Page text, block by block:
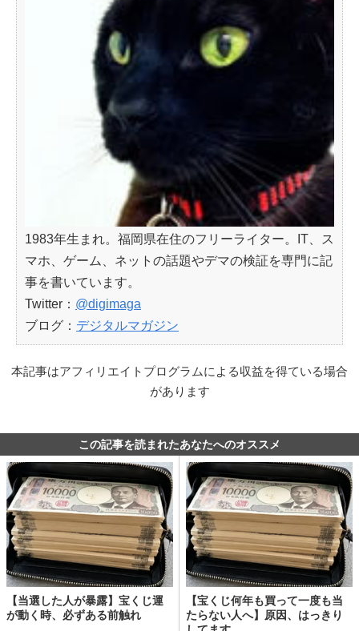
1983年生まれ。福岡県在住のフリーライター。IT、ス
マホ、ゲーム、ネットの話題やデマの検証を専門に記
事を書いています。
Twitter： @digimaga
ブログ： デジタルマガジン
本記事はアフィリエイトプログラムによる収益を得ている場合
があります
この記事を読まれたあなたへのオススメ
【当選した人が暴露】宝くじ運
が動く時、必ずある前触れ
【宝くじ何年も買って一度も当
たらない人へ】原因、はっきり